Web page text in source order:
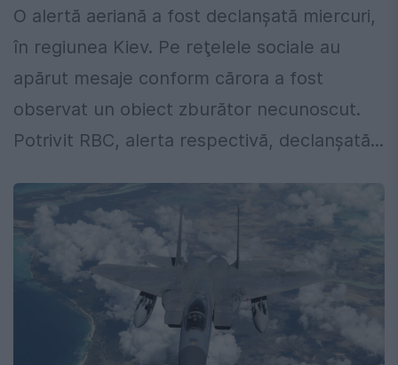
O alertă aeriană a fost declanşată miercuri,
în regiunea Kiev. Pe reţelele sociale au
apărut mesaje conform cărora a fost
observat un obiect zburător necunoscut.
Potrivit RBC, alerta respectivă, declanşată...